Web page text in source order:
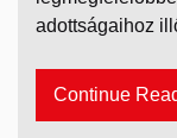
adottságaihoz
Continue